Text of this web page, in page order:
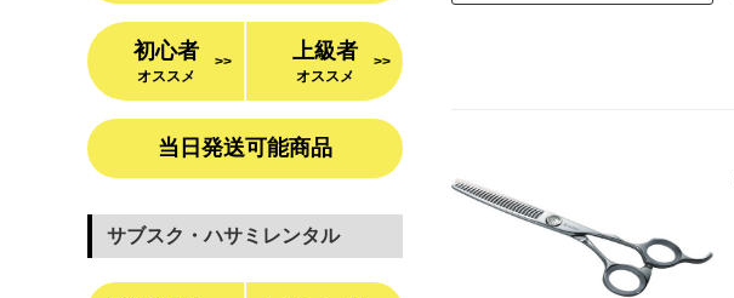
初心者
オススメ
>> 上級者
オススメ
>>
当日発送可能商品
サブスク・ハサミレンタル